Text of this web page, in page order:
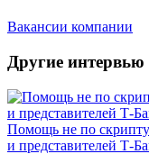
Вакансии компании
Другие
Помощь не по
и представителей Т-